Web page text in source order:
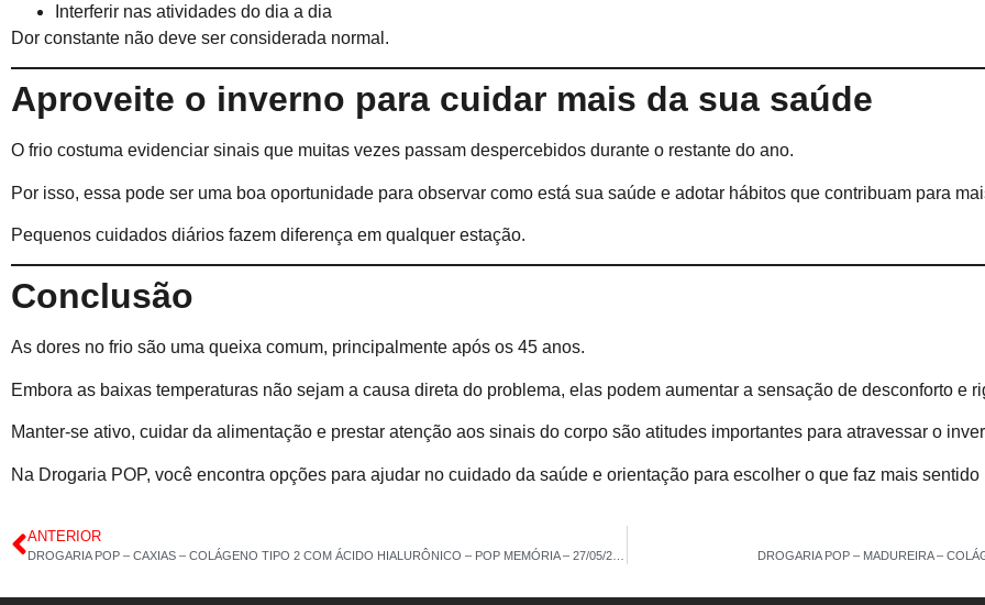
Interferir nas atividades do dia a dia
Dor constante não deve ser considerada normal.
Aproveite o inverno para cuidar mais da sua saúde
O frio costuma evidenciar sinais que muitas vezes passam despercebidos durante o restante do ano.
Por isso, essa pode ser uma boa oportunidade para observar como está sua saúde e adotar hábitos que contribuam para
Pequenos cuidados diários fazem diferença em qualquer estação.
Conclusão
As dores no frio são uma queixa comum, principalmente após os 45 anos.
Embora as baixas temperaturas não sejam a causa direta do problema, elas podem aumentar a sensação de desconforto e
Manter-se ativo, cuidar da alimentação e prestar atenção aos sinais do corpo são atitudes importantes para atravessar o
Na Drogaria POP, você encontra opções para ajudar no cuidado da saúde e orientação para escolher o que faz mais sentido
ANTERIOR
DROGARIA POP – MADUREIRA –